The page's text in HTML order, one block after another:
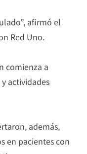
afirmó el
Red Uno.
comienza a
actividades
además,
en pacientes con